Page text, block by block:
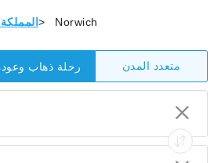
> Norwich
رحلة ذهاب متعدد المدن